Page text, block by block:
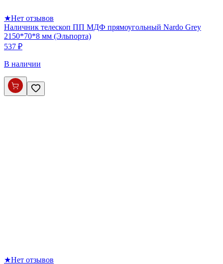
★Нет отзывов
Наличник телескоп ПП МДФ прямоугольный Nardo Grey
2150*70*8 мм (Эльпорта)
537 ₽
В наличии
★Нет отзывов